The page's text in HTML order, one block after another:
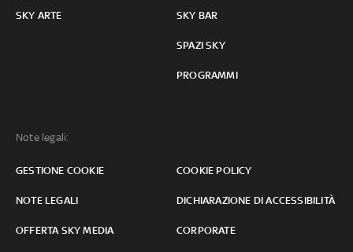
SKY ARTE SKY BAR
SPAZI SKY
PROGRAMMI
Note legali:
GESTIONE COOKIE COOKIE POLICY
NOTE LEGALI DICHIARAZIONE DI ACCESSIBILITÀ
OFFERTA SKY MEDIA CORPORATE